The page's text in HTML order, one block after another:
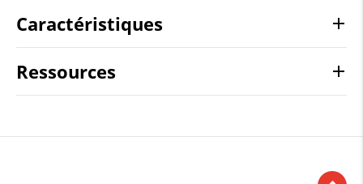
Caractéristiques
Ressources